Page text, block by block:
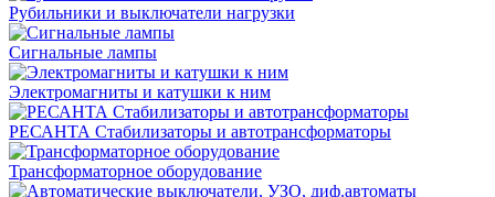
Рубильники и выключатели нагрузки
Сигнальные лампы
Электромагниты и катушки к ним
РЕСАНТА Стабилизаторы и автотрансформаторы
Трансформаторное оборудование